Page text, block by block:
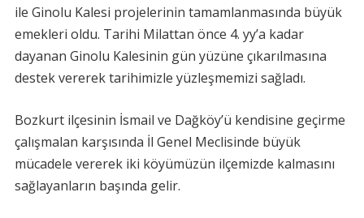
ile Ginolu Kalesi projelerinin tamamlanmasında büyük
emekleri oldu. Tarihi Milattan önce 4. yy’a kadar
dayanan Ginolu Kalesinin gün yüzüne çıkarılmasına
destek vererek tarihimizle yüzleşmemizi sağladı.
Bozkurt ilçesinin İsmail ve Dağköy’ü kendisine geçirme
çalışmalan karşısında İl Genel Meclisinde büyük
mücadele vererek iki köyümüzün ilçemizde kalmasını
sağlayanların başında gelir.